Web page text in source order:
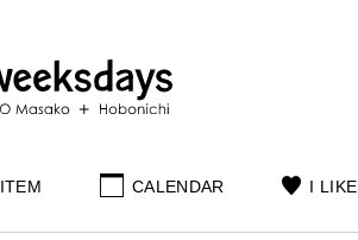
ITEM CALENDAR I LIKE